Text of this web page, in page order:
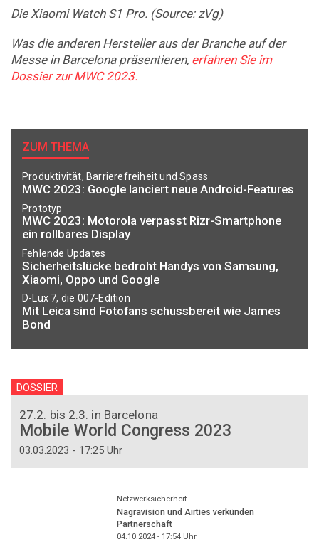
Die Xiaomi Watch S1 Pro. (Source: zVg)
Was die anderen Hersteller aus der Branche auf der
Messe in Barcelona präsentieren, erfahren Sie im
Dossier zur MWC 2023.
ZUM THEMA
Produktivität, Barrierefreiheit und Spass
MWC 2023: Google lanciert neue Android-Features
Prototyp
MWC 2023: Motorola verpasst Rizr-Smartphone
ein rollbares Display
Fehlende Updates
Sicherheitslücke bedroht Handys von Samsung,
Xiaomi, Oppo und Google
D-Lux 7, die 007-Edition
Mit Leica sind Fotofans schussbereit wie James
Bond
DOSSIER
27.2. bis 2.3. in Barcelona
Mobile World Congress 2023
03.03.2023 - 17:25 Uhr
Netzwerksicherheit
Nagravision und Airties verkünden
Partnerschaft
04.10.2024 - 17:54Uhr